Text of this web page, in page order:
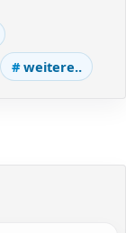
weitere..